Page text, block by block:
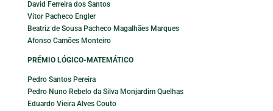
David Ferreira dos Santos
Vítor Pacheco Engler
Beatriz de Sousa Pacheco Magalhães Marques
Afonso Camões Monteiro
PRÉMIO LÓGICO-MATEMÁTICO
Pedro Santos Pereira
Pedro Nuno Rebelo da Silva Monjardim Quelhas
Eduardo Vieira Alves Couto